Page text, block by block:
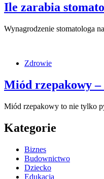
Ile zarabia
Wynagrodzenie stomatologa
Zdrowie
Miód rzepakowy –
Miód rzepakowy to nie tylko
Kategorie
Biznes
Budownictwo
Dziecko
Edukacja